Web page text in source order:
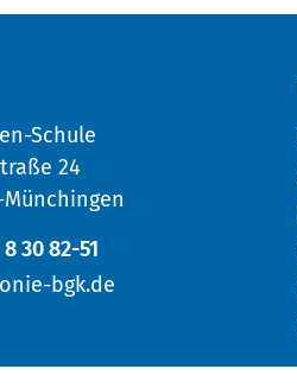
Schule
24
30 82-51
bgk.de